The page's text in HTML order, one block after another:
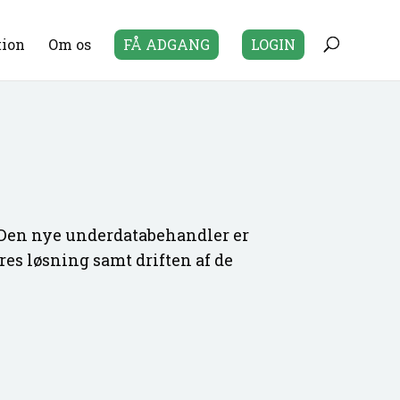
Om os FÅ ADGANG LOGIN
nye underdatabehandler er
løsning samt driften af de